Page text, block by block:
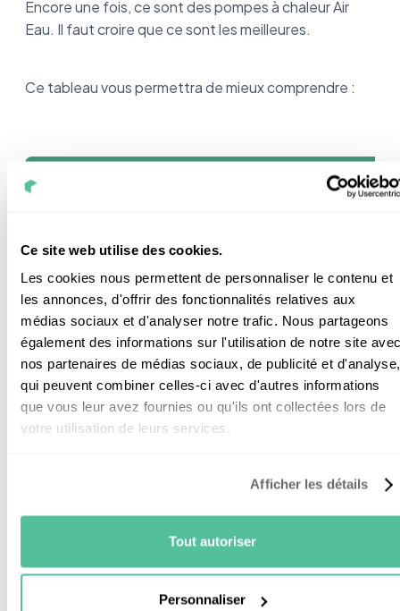
Ce site web utilise des cookies.
Les cookies nous permettent de personnaliser le contenu et
les annonces, d'offrir des fonctionnalités relatives aux
médias sociaux et d'analyser notre trafic. Nous partageons
également des informations sur l'utilisation de notre site
nos partenaires de médias sociaux, de publicité et d'analyse,
qui peuvent combiner celles-ci avec d'autres informations
que vous leur avez fournies ou qu'ils ont collectées lors de
votre utilisation de leurs services.
Afficher les détails
Tout autoriser
Personnaliser
Encore une fois, ce sont des pompes à chaleur Air
Eau. Il faut croire que ce sont les meilleures.
Ce tableau vous permettra de mieux comprendre :
Les caractéristiques
Avantages
Très faible impact
environnemental
Fonctionne jusqu’à -25°C
Inconvénients Un peu bruyante
Plage de température
Thermostat connecté
Contrôle à distance
raccordé à un ballon d’eau
chaude